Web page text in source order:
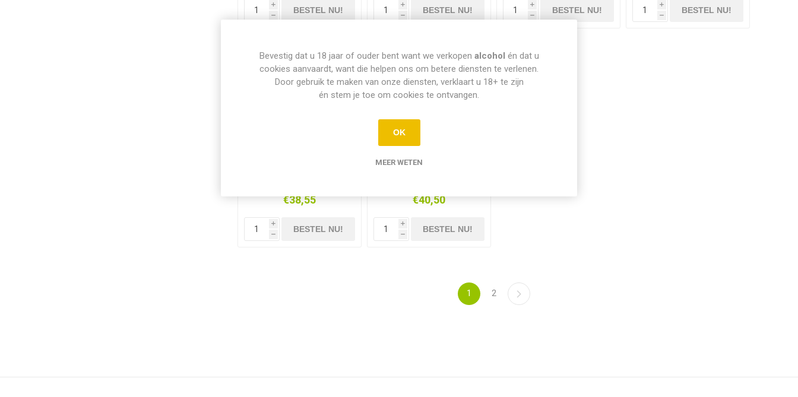
i
h
i
h
i
h
i
h
€38,55
i
h
€40,50
i
h
1 2
Bevestig dat u 18 jaar of ouder bent want we verkopen alcohol én dat u
cookies aanvaardt, want die helpen ons om betere diensten te verlenen.
Door gebruik te maken van onze diensten, verklaart u 18+ te zijn
én stem je toe om cookies te ontvangen.
OK
MEER WETEN